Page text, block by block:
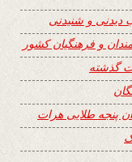
دیدنی و شنیدنی
و فرهنگیان کشور
گذشته
پنجه طلایی هرات